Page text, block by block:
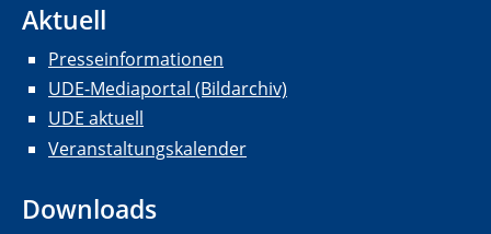
Aktuell
Presseinformationen
UDE-Mediaportal (Bildarchiv)
UDE aktuell
Veranstaltungskalender
Downloads